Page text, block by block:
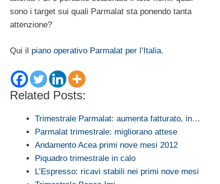
sono i target sui quali Parmalat sta ponendo tanta
attenzione?
Qui il piano operativo Parmalat per l’Italia.
Related Posts:
Trimestrale Parmalat: aumenta fatturato, in…
Parmalat trimestrale: migliorano attese
Andamento Acea primi nove mesi 2012
Piquadro trimestrale in calo
L’Espresso: ricavi stabili nei primi nove mesi